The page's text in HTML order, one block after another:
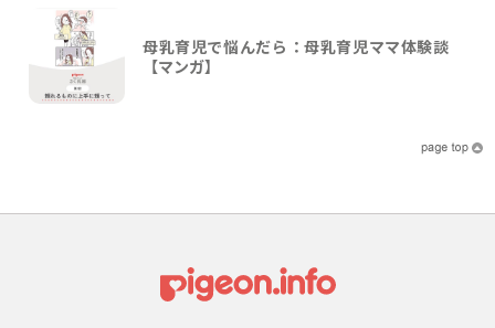
母乳育児で悩んだら：母乳育児ママ体験談
【マンガ】